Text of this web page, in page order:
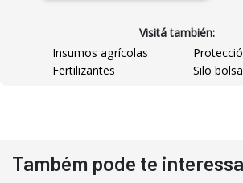
Pá Carregadeira Cat 966
Ano 1987
Visitá también:
Insumos agrícolas
Fertilizantes
Silo
Também pode te